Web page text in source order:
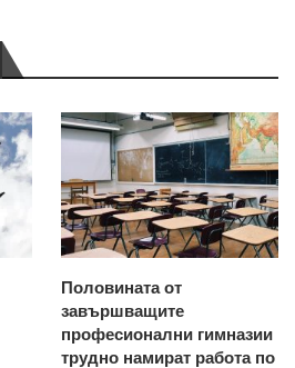
Половината от
завършващите
професионални гимназии
трудно намират работа по